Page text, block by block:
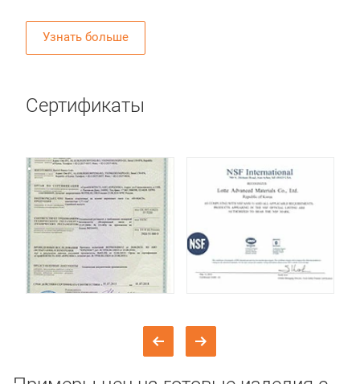
Узнать больше
Сертификаты